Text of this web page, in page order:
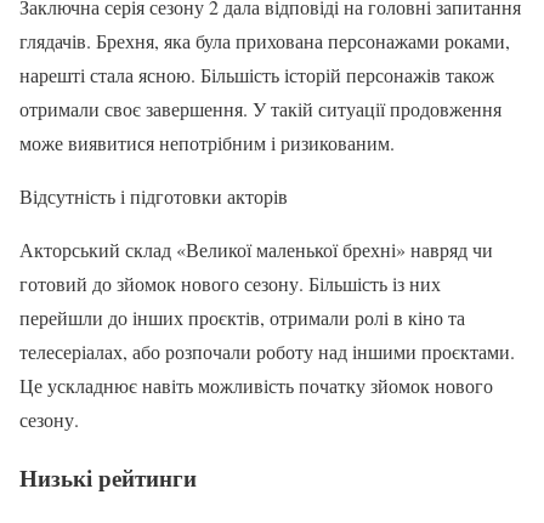
Заключна серія сезону 2 дала відповіді на головні запитання
глядачів. Брехня, яка була прихована персонажами роками,
нарешті стала ясною. Більшість історій персонажів також
отримали своє завершення. У такій ситуації продовження
може виявитися непотрібним і ризикованим.
Відсутність і підготовки акторів
Акторський склад «Великої маленької брехні» навряд чи
готовий до зйомок нового сезону. Більшість із них
перейшли до інших проєктів, отримали ролі в кіно та
телесеріалах, або розпочали роботу над іншими проєктами.
Це ускладнює навіть можливість початку зйомок нового
сезону.
Низькі рейтинги